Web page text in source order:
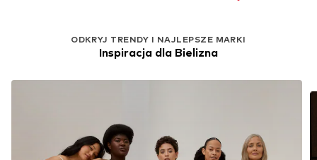
ODKRYJ TRENDY I NAJLEPSZE MARKI
Inspiracja dla Bielizna